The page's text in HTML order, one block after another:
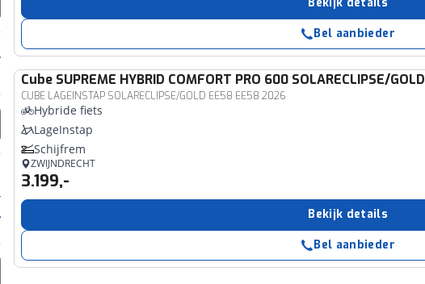
Bel aanbieder
Cube SUPREME HYBRID COMFORT PRO 600 SOLARECLIPSE/GOLD
CUBE LAGEINSTAP SOLARECLIPSE/GOLD EE58 EE58 2026
Hybride fiets
LageInstap
Schijfrem
ZWIJNDRECHT
3.199,-
Bekijk details
Bel aanbieder